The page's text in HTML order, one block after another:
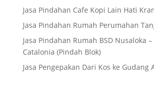
Jasa Pindahan Cafe Kopi Lain Hati
Jasa Pindahan Rumah Perumahan
Jasa Pindahan Rumah BSD Nusaloka
Catalonia (Pindah Blok)
Jasa Pengepakan Dari Kos ke Gudang